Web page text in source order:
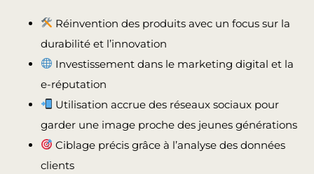
Réinvention des produits avec un focus sur la
durabilité et l’innovation
Investissement dans le marketing digital et la
e-réputation
Utilisation accrue des réseaux sociaux pour
garder une image proche des jeunes générations
Ciblage précis grâce à l’analyse des données
clients